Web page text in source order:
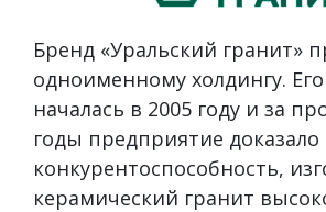
Бренд «Уральский гранит»
одноименному холдингу.
началась в 2005 году и за
годы предприятие
конкурентоспособность,
керамический гранит